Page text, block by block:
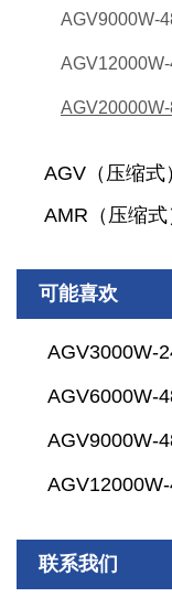
AGV9000W-
AGV（压缩式
AMR（压缩
可能喜欢
AGV3000W-
AGV6000W-
AGV9000W-
联系我们